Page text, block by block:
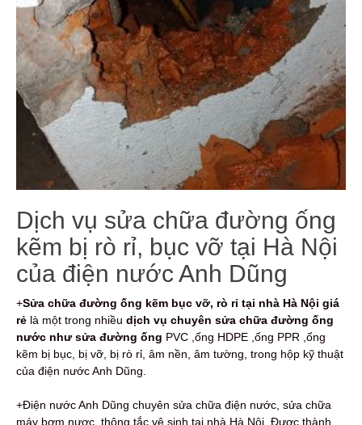
Dịch vụ sửa chữa đường ống
kẽm bị rò rỉ, bục vỡ tại Hà Nội
của điện nước Anh Dũng
+Sửa chữa đường ống kẽm bục vỡ, rò rỉ tại nhà Hà Nội giá
rẻ là một trong nhiều dịch vụ chuyên sửa chữa đường ống
nước như sửa đường ống PVC ,ống HDPE ,ống PPR ,ống
kẽm bị bục, bị vỡ, bị rò rỉ, âm nền, âm tường, trong hộp kỹ thuật
của điện nước Anh Dũng.
+Điện nước Anh Dũng chuyên sửa chữa điện nước, sửa chữa
máy bơm nươc, thông tắc vệ sinh tại nhà Hà Nội. Được thành